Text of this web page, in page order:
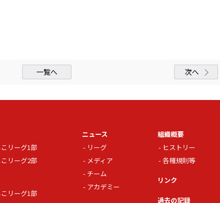
一覧へ 次へ
リーグ1部
リーグ2部
リーグ1部
ニュース
リーグ
メディア
チーム
アカデミー
組織概要
ヒストリー
各種規則等
リンク
過去の記録